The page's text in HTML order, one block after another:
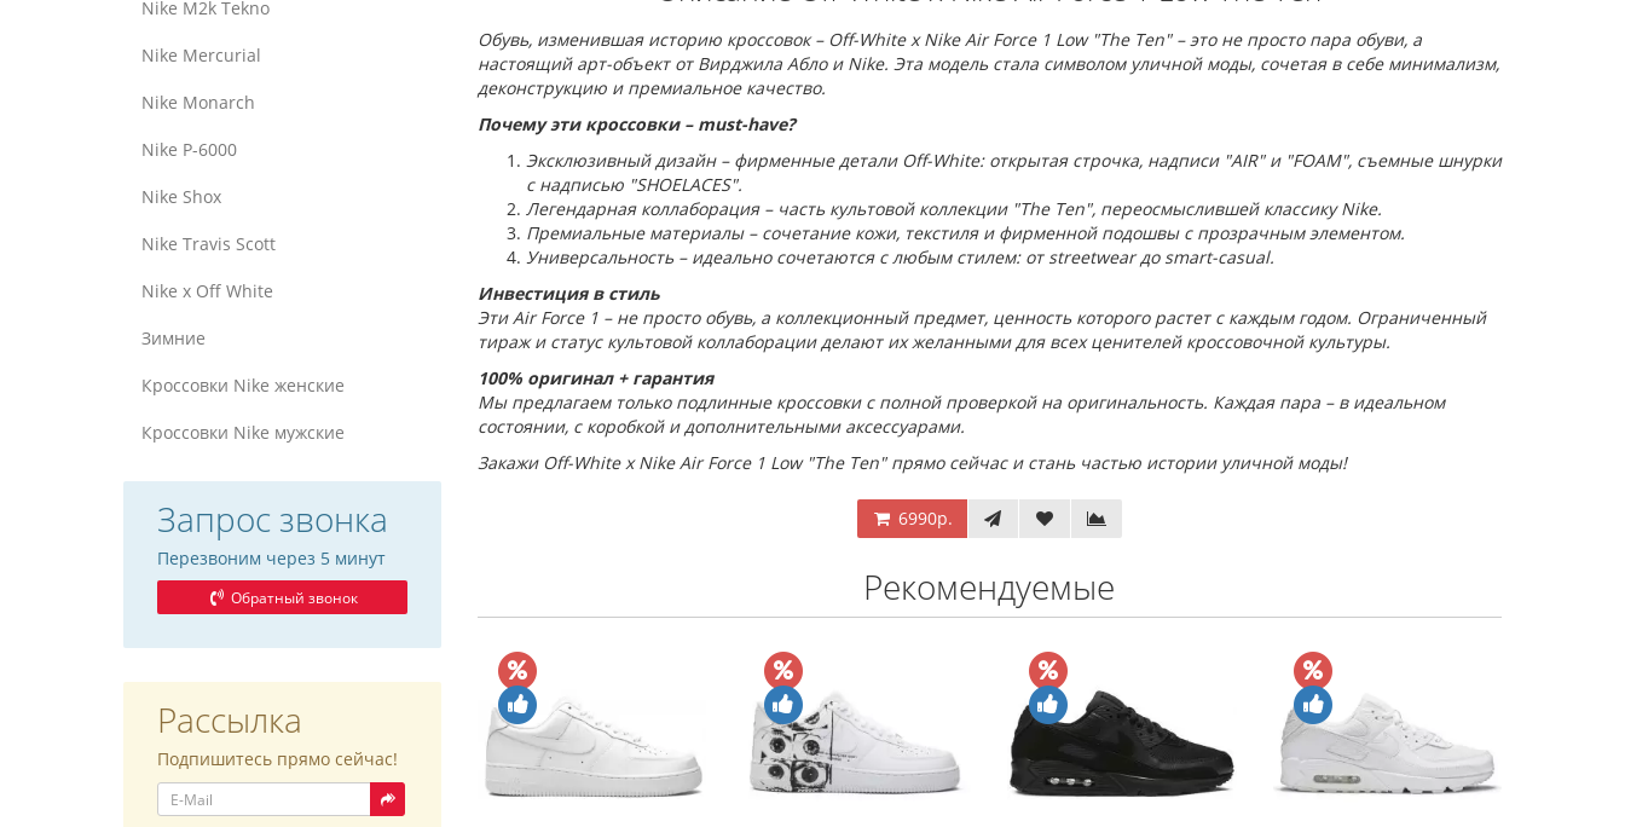
Nike M2k Tekno
Nike Mercurial
Nike Monarch
Nike P-6000
Nike Shox
Nike Travis Scott
Nike x Off White
Зимние
Кроссовки Nike женские
Кроссовки Nike мужские
Запрос звонка
Перезвоним через 5 минут
Обратный звонок
Рассылка
Подпишитесь прямо сейчас!
Обувь, изменившая историю кроссовок – Off-White x Nike Air Force 1 Low "The Ten" – это не просто пара обуви, а
настоящий арт-объект от Вирджила Абло и Nike. Эта модель стала символом уличной моды, сочетая в себе минимализм,
деконструкцию и премиальное качество.
Почему эти кроссовки – must-have?
Эксклюзивный дизайн – фирменные детали Off-White: открытая строчка, надписи "AIR" и "FOAM", съемные шнурки
с надписью "SHOELACES".
Легендарная коллаборация – часть культовой коллекции "The Ten", переосмыслившей классику Nike.
Премиальные материалы – сочетание кожи, текстиля и фирменной подошвы с прозрачным элементом.
Универсальность – идеально сочетаются с любым стилем: от streetwear до smart-casual.
Инвестиция в стиль
Эти Air Force 1 – не просто обувь, а коллекционный предмет, ценность которого растет с каждым годом. Ограниченный
тираж и статус культовой коллаборации делают их желанными для всех ценителей кроссовочной культуры.
100% оригинал + гарантия
Мы предлагаем только подлинные кроссовки с полной проверкой на оригинальность. Каждая пара – в идеальном
состоянии, с коробкой и дополнительными аксессуарами.
Закажи Off-White x Nike Air Force 1 Low "The Ten" прямо сейчас и стань частью истории уличной моды!
6990р.
Рекомендуемые